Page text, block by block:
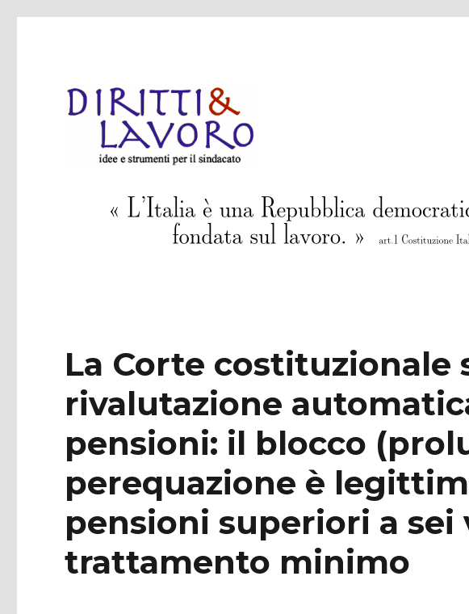
Diritti & Lavoro
La Corte costituzionale
rivalutazione
pensioni: il blocco
perequazione è
pensioni superiori a sei
trattamento minimo